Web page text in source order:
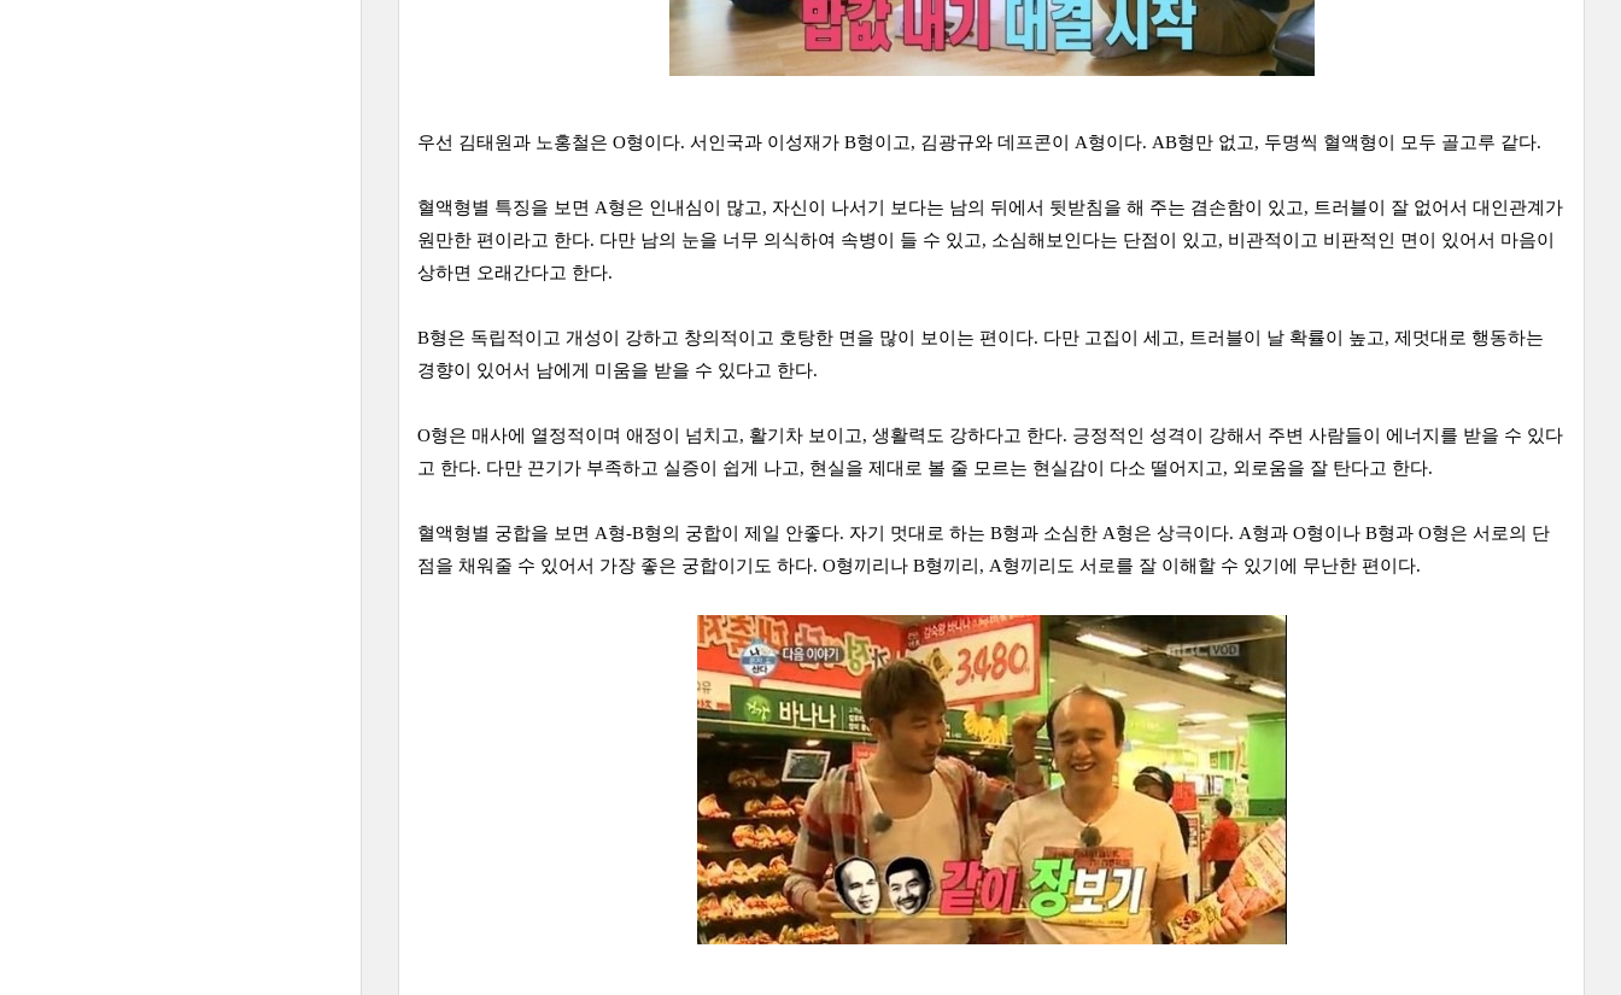
우선 김태원과 노홍철은 O형이다. 서인국과 이성재가 B형이고, 김광규와 데프콘이 A형이다. AB형만 없고, 두명씩 혈액형이 모두 골고루 같다.
혈액형별 특징을 보면 A형은 인내심이 많고, 자신이 나서기 보다는 남의 뒤에서 뒷받침을 해 주는 겸손함이 있고, 트러블이 잘 없어서 대인관계가
원만한 편이라고 한다. 다만 남의 눈을 너무 의식하여 속병이 들 수 있고, 소심해보인다는 단점이 있고, 비관적이고 비판적인 면이 있어서 마음이
상하면 오래간다고 한다.
B형은 독립적이고 개성이 강하고 창의적이고 호탕한 면을 많이 보이는 편이다. 다만 고집이 세고, 트러블이 날 확률이 높고, 제멋대로 행동하는
경향이 있어서 남에게 미움을 받을 수 있다고 한다.
O형은 매사에 열정적이며 애정이 넘치고, 활기차 보이고, 생활력도 강하다고 한다. 긍정적인 성격이 강해서 주변 사람들이 에너지를 받을 수 있다
고 한다. 다만 끈기가 부족하고 실증이 쉽게 나고, 현실을 제대로 볼 줄 모르는 현실감이 다소 떨어지고, 외로움을 잘 탄다고 한다.
혈액형별 궁합을 보면 A형-B형의 궁합이 제일 안좋다. 자기 멋대로 하는 B형과 소심한 A형은 상극이다. A형과 O형이나 B형과 O형은 서로의 단
점을 채워줄 수 있어서 가장 좋은 궁합이기도 하다. O형끼리나 B형끼리, A형끼리도 서로를 잘 이해할 수 있기에 무난한 편이다.